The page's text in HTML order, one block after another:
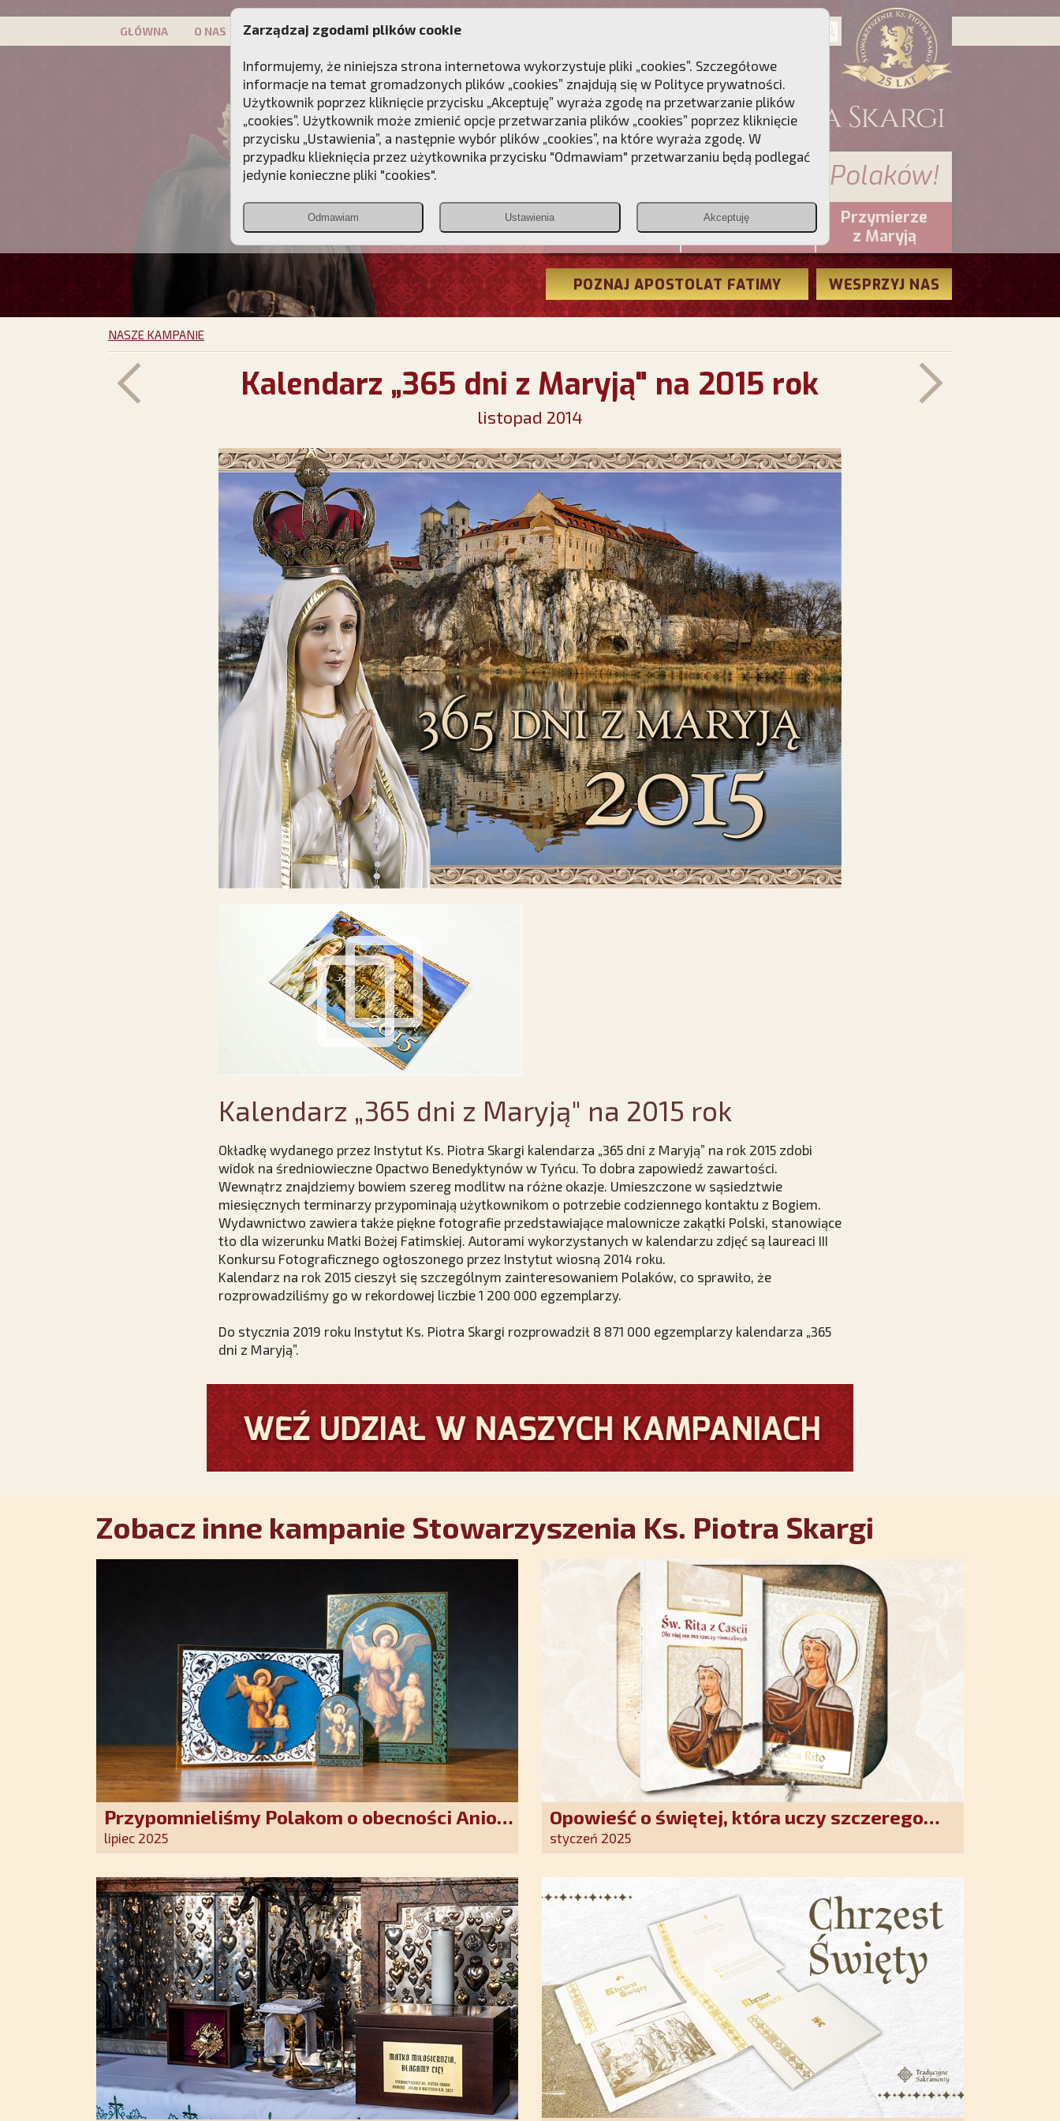
GŁÓWNA O NAS PATRON KAMPANIE DLA DUSZY
Przebudźmy sumienia Polaków!
Christiana
PCh24.pl
Przymierze
z Maryją
POZNAJ APOSTOLAT FATIMY WESPRZYJ NAS
NASZE KAMPANIE
Kalendarz „365 dni z Maryją" na 2015 rok
listopad 2014
Kalendarz „365 dni z Maryją" na 2015 rok
Okładkę wydanego przez Instytut Ks. Piotra Skargi kalendarza „365 dni z Maryją” na rok 2015 zdobi
widok na średniowieczne Opactwo Benedyktynów w Tyńcu. To dobra zapowiedź zawartości.
Wewnątrz znajdziemy bowiem szereg modlitw na różne okazje. Umieszczone w sąsiedztwie
miesięcznych terminarzy przypominają użytkownikom o potrzebie codziennego kontaktu z Bogiem.
Wydawnictwo zawiera także piękne fotografie przedstawiające malownicze zakątki Polski, stanowiące
tło dla wizerunku Matki Bożej Fatimskiej. Autorami wykorzystanych w kalendarzu zdjęć są laureaci III
Konkursu Fotograficznego ogłoszonego przez Instytut wiosną 2014 roku.
Kalendarz na rok 2015 cieszył się szczególnym zainteresowaniem Polaków, co sprawiło, że
rozprowadziliśmy go w rekordowej liczbie 1 200 000 egzemplarzy.
Do stycznia 2019 roku Instytut Ks. Piotra Skargi rozprowadził 8 871 000 egzemplarzy kalendarza „365
dni z Maryją”.
Zobacz inne kampanie Stowarzyszenia Ks. Piotra Skargi
Przypomnieliśmy Polakom o obecności Anioła
Stróża!
lipiec 2025
Opowieść o świętej, która uczy szczerego
oddania się Bogu. Duchowe wzmocnienie i
styczeń 2025
Zarządzaj zgodami plików cookie
Informujemy, że niniejsza strona internetowa wykorzystuje pliki „cookies”. Szczegółowe
informacje na temat gromadzonych plików „cookies” znajdują się w Polityce prywatności.
Użytkownik poprzez kliknięcie przycisku „Akceptuję” wyraża zgodę na przetwarzanie plików
„cookies”. Użytkownik może zmienić opcje przetwarzania plików „cookies” poprzez kliknięcie
przycisku „Ustawienia”, a następnie wybór plików „cookies”, na które wyraża zgodę. W
przypadku klieknięcia przez użytkownika przycisku "Odmawiam" przetwarzaniu będą podlegać
jedynie konieczne pliki "cookies".
Odmawiam Ustawienia Akceptuję